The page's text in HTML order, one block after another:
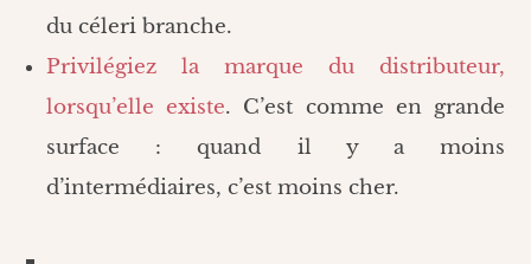
du céleri branche.
Privilégiez la marque du distributeur,
lorsqu’elle existe. C’est comme en grande
surface : quand il y a moins
d’intermédiaires, c’est moins cher.